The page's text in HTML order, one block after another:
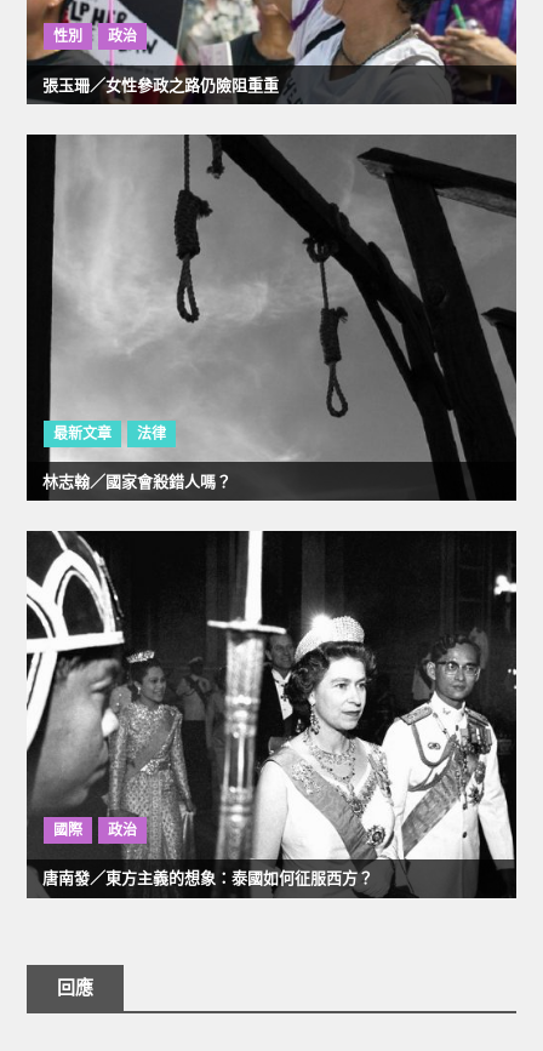
性別 政治
張玉珊／女性參政之路仍險阻重重
最新文章 法律
林志翰／國家會殺錯人嗎？
國際 政治
唐南發／東方主義的想象：泰國如何征服西方？
回應